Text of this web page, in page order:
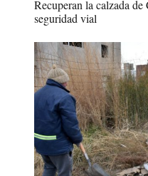
Recuperan la calzada
seguridad vial